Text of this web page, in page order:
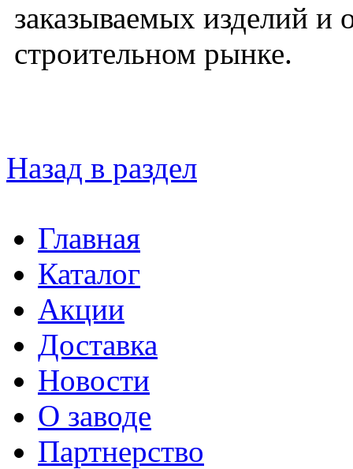
заказываемых изделий и
строительном рынке.
Назад в раздел
Главная
Каталог
Акции
Доставка
Новости
О заводе
Партнерство